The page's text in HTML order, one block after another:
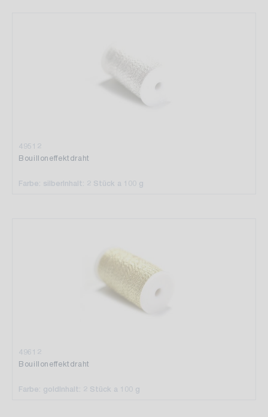
49512
Bouilloneffektdraht
Farbe: silberInhalt: 2 Stück a 100 g
49612
Bouilloneffektdraht
Farbe: goldInhalt: 2 Stück a 100 g